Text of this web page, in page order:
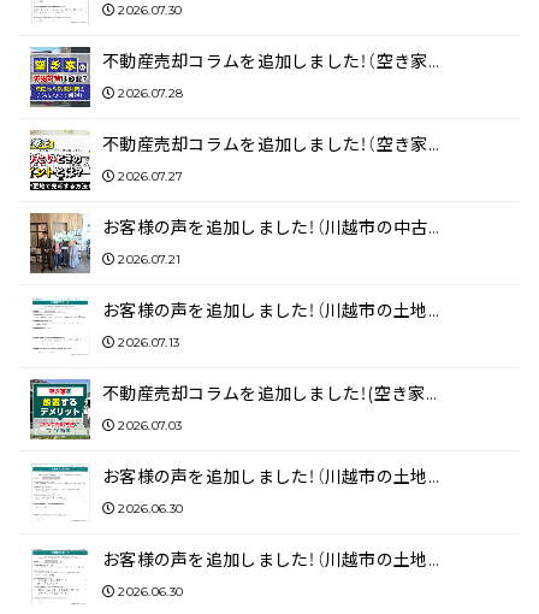
2026.07.30
不動産売却コラムを追加しました！（空き家…
2026.07.28
不動産売却コラムを追加しました！（空き家…
2026.07.27
お客様の声を追加しました！（川越市の中古…
2026.07.21
お客様の声を追加しました！（川越市の土地…
2026.07.13
不動産売却コラムを追加しました！(空き家…
2026.07.03
お客様の声を追加しました！（川越市の土地…
2026.06.30
お客様の声を追加しました！（川越市の土地…
2026.06.30